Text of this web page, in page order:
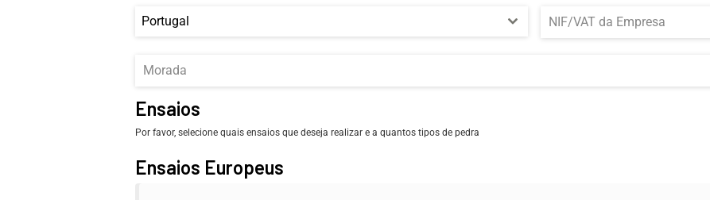
Portugal
Ensaios
Por favor, selecione quais ensaios que deseja realizar e a quantos tipos de pedra
Ensaios Europeus